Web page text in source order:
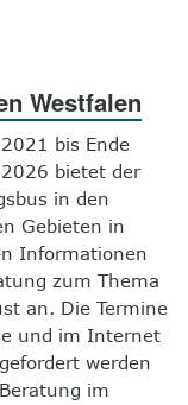
Westfalen
bis Ende
bietet der
in den
Gebieten in
Informationen
zum Thema
an. Die Termine
und im Internet
werden
im